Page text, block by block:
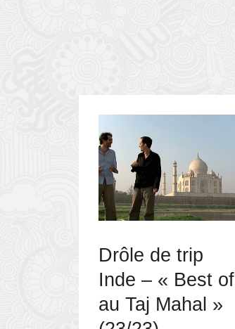
Drôle de trip
Inde – « Best of
au Taj Mahal »